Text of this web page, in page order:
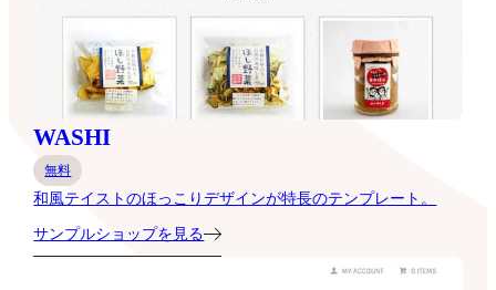
WASHI
無料
和風テイストのほっこりデザインが特長のテンプレート。
サンプルショップを見る